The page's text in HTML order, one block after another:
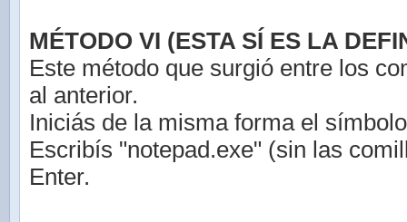
MÉTODO VI (ESTA SÍ ES LA
Este método que surgió entre los
al anterior.
Iniciás de la misma forma el
Escribís "notepad.exe" (sin las
Enter.